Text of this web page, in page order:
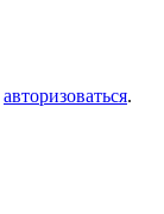
авторизоваться.